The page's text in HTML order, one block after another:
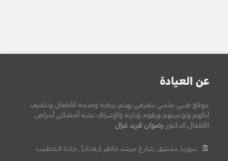
عن العيادة
موقع طبي علمي تثقيفي يهتم برعاية وصحة الأطفال وتثقيف
آبائهم وتوعيتهم ويقوم بإدارته والإشراف عليه أخصائي أمراض
الأطفال الدكتور رضوان فريد غزال.
سوريا, دمشق, شارع مرشد خاطر (بغداد) , جادة الخطيب.